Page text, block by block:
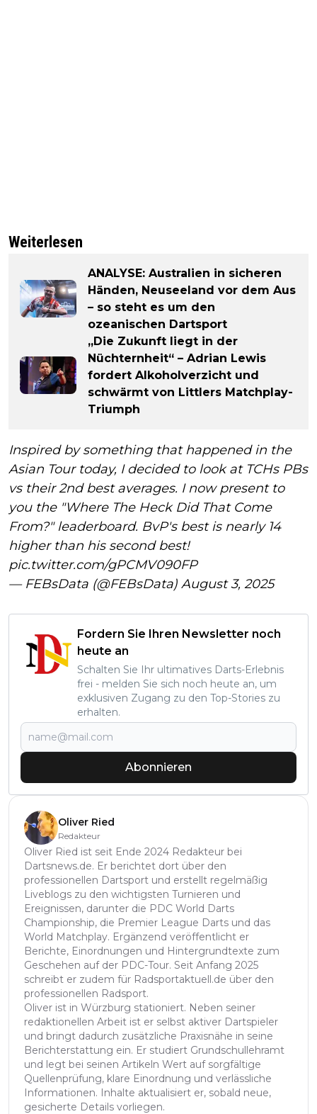
Weiterlesen
ANALYSE: Australien in sicheren
Händen, Neuseeland vor dem Aus
– so steht es um den
ozeanischen Dartsport
„Die Zukunft liegt in der
Nüchternheit“ – Adrian Lewis
fordert Alkoholverzicht und
schwärmt von Littlers Matchplay-
Triumph
Inspired by something that happened in the
Asian Tour today, I decided to look at TCHs PBs
vs their 2nd best averages. I now present to
you the "Where The Heck Did That Come
From?" leaderboard. BvP's best is nearly 14
higher than his second best!
pic.twitter.com/gPCMV090FP
— FEBsData (@FEBsData) August 3, 2025
Fordern Sie Ihren Newsletter noch
heute an
Schalten Sie Ihr ultimatives Darts-Erlebnis
frei - melden Sie sich noch heute an, um
exklusiven Zugang zu den Top-Stories zu
erhalten.
Abonnieren
Oliver Ried
Redakteur
Oliver Ried ist seit Ende 2024 Redakteur bei
Dartsnews.de. Er berichtet dort über den
professionellen Dartsport und erstellt regelmäßig
Liveblogs zu den wichtigsten Turnieren und
Ereignissen, darunter die PDC World Darts
Championship, die Premier League Darts und das
World Matchplay. Ergänzend veröffentlicht er
Berichte, Einordnungen und Hintergrundtexte zum
Geschehen auf der PDC-Tour. Seit Anfang 2025
schreibt er zudem für Radsportaktuell.de über den
professionellen Radsport.
Oliver ist in Würzburg stationiert. Neben seiner
redaktionellen Arbeit ist er selbst aktiver Dartspieler
und bringt dadurch zusätzliche Praxisnähe in seine
Berichterstattung ein. Er studiert Grundschullehramt
und legt bei seinen Artikeln Wert auf sorgfältige
Quellenprüfung, klare Einordnung und verlässliche
Informationen. Inhalte aktualisiert er, sobald neue,
gesicherte Details vorliegen.